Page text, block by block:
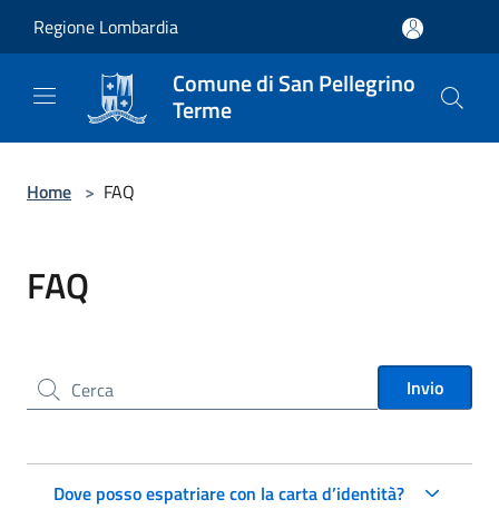
Regione Lombardia
Comune di San Pellegrino
Terme
Home > FAQ
FAQ
Cerca nel sito Invio
Dove posso espatriare con la carta d’identità?